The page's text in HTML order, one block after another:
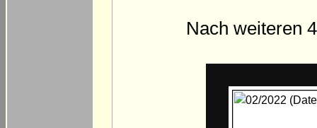
Nach weiteren